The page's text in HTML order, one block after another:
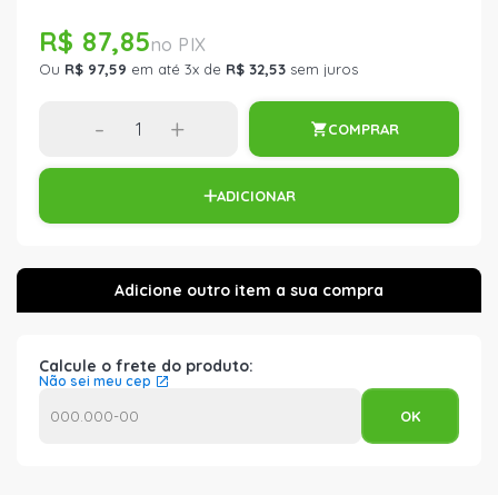
R$ 87,85
Ou R$ 97,59 em até 3x de R$ 32,53 sem juros
- + COMPRAR
ADICIONAR
Calcule o frete do produto:
Não sei meu cep